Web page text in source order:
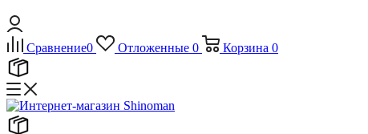
Сравнение0 Отложенные 0 Корзина 0